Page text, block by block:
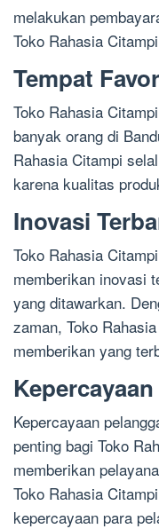
melakukan
Toko Rahasia
Tempat
Toko Rahasia
banyak orang di
Rahasia Citampi
karena kualitas
Inovasi
Toko Rahasia
memberikan inovasi
yang ditawarkan.
zaman, Toko
memberikan yang
Kepercayaan
penting bagi Toko
memberikan
Toko Rahasia
kepercayaan para